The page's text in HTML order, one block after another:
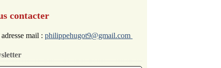
contacter
mail :philippehugot9@gmail.com